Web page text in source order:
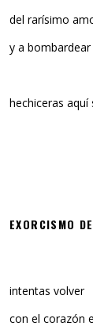
del rarísimo
y a
hechiceras
EXORCISMO
intentas volver
con el corazón